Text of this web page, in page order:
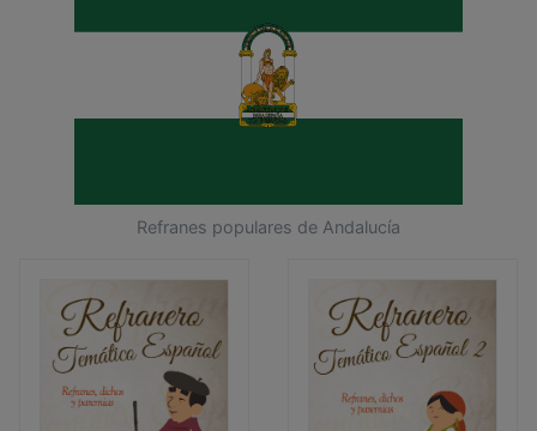
Refranes populares de Andalucía